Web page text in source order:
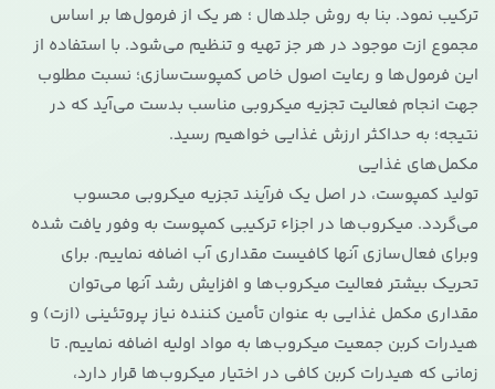
ترکیب نمود. بنا به روش جلدهال ؛ هر یک از فرمول‌ها بر اساس
مجموع ازت موجود در هر جز تهیه و تنظیم می‌شود. با استفاده از
این فرمول‌ها و رعایت اصول خاص کمپوست‌سازی؛ نسبت مطلوب
جهت انجام فعالیت تجزیه میکروبی مناسب بدست می‌آید که در
نتیجه؛ به حداکثر ارزش غذایی خواهیم رسید.
مکمل‌های غذایی
تولید کمپوست، در اصل یک فرآیند تجزیه میکروبی محسوب
می‌گردد. میکروب‌ها در اجزاء ترکیبی کمپوست به وفور یافت شده
وبرای فعال‌سازی آنها کافیست مقداری آب اضافه نماییم. برای
تحریک بیشتر فعالیت میکروب‌ها و افزایش رشد آنها می‌توان
مقداری مکمل غذایی به عنوان تأمین کننده نیاز پروتئینی (ازت) و
هیدرات کربن جمعیت میکروب‌ها به مواد اولیه اضافه نماییم. تا
زمانی که هیدرات کربن کافی در اختیار میکروب‌ها قرار دارد،